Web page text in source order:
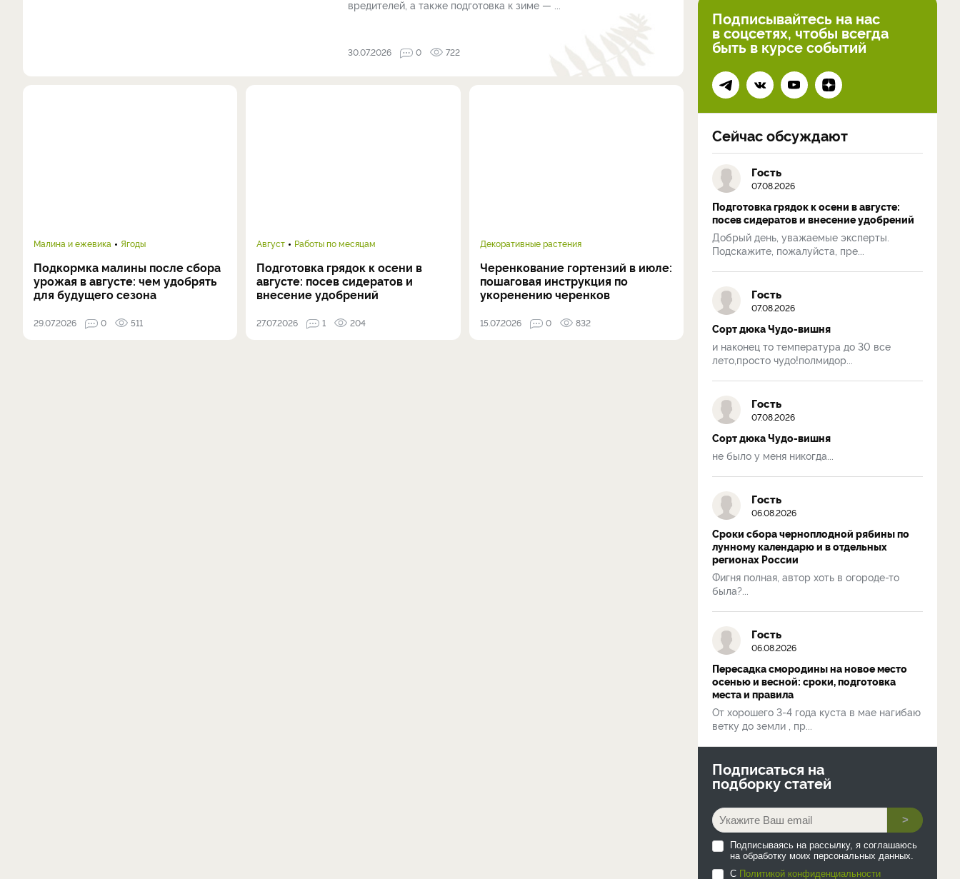
вредителей, а также подготовка к зиме — ...
30.07.2026 0 722
Малина и ежевика Ягоды
Подкормка малины после сбора
урожая в августе: чем удобрять
для будущего сезона
29.07.2026 0 511
Август Работы по месяцам
Подготовка грядок к осени в
августе: посев сидератов и
внесение удобрений
27.07.2026 1 204
Декоративные растения
Черенкование гортензий в июле:
пошаговая инструкция по
укоренению черенков
15.07.2026 0 832
Подписывайтесь на нас
в соцсетях, чтобы всегда
быть в курсе событий
Сейчас обсуждают
Гость
07.08.2026
Подготовка грядок к осени в августе:
посев сидератов и внесение удобрений
Добрый день, уважаемые эксперты.
Подскажите, пожалуйста, пре...
Гость
07.08.2026
Сорт дюка Чудо-вишня
и наконец то температура до 30 все
лето,просто чудо!полмидор...
Гость
07.08.2026
Сорт дюка Чудо-вишня
не было у меня никогда...
Гость
06.08.2026
Сроки сбора черноплодной рябины по
лунному календарю и в отдельных
регионах России
Фигня полная, автор хоть в огороде-то
была?...
Гость
06.08.2026
Пересадка смородины на новое место
осенью и весной: сроки, подготовка
места и правила
От хорошего 3-4 года куста в мае нагибаю
ветку до земли , пр...
Подписаться на
подборку статей
>
Подписываясь на рассылку, я соглашаюсь
на обработку моих персональных данных.
С Политикой конфиденциальности